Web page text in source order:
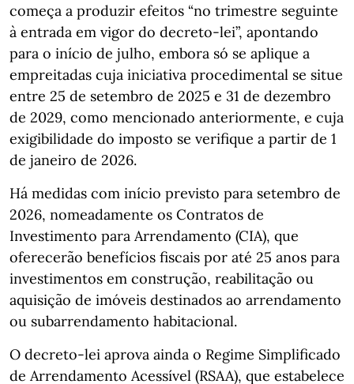
começa a produzir efeitos “no trimestre seguinte
à entrada em vigor do decreto‑lei”, apontando
para o início de julho, embora só se aplique a
empreitadas cuja iniciativa procedimental se situe
entre 25 de setembro de 2025 e 31 de dezembro
de 2029, como mencionado anteriormente, e cuja
exigibilidade do imposto se verifique a partir de 1
de janeiro de 2026.
Há medidas com início previsto para setembro de
2026, nomeadamente os Contratos de
Investimento para Arrendamento (CIA), que
oferecerão benefícios fiscais por até 25 anos para
investimentos em construção, reabilitação ou
aquisição de imóveis destinados ao arrendamento
ou subarrendamento habitacional.
O decreto-lei aprova ainda o Regime Simplificado
de Arrendamento Acessível (RSAA), que estabelece